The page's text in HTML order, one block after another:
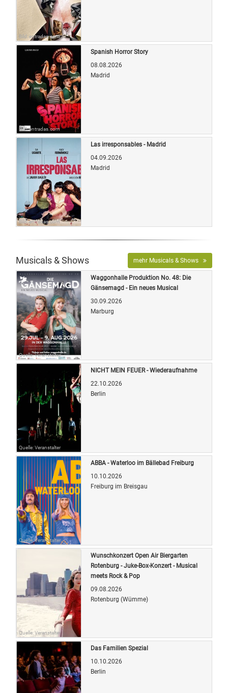
Bild: entradas.com
Bild: entradas.com
Spanish Horror Story
08.08.2026
Madrid
Bild: entradas.com
Las irresponsables - Madrid
04.09.2026
Madrid
Musicals & Shows mehr Musicals & Shows
Quelle: Veranstalter
Waggonhalle Produktion No. 48: Die
Gänsemagd - Ein neues Musical
30.09.2026
Marburg
Quelle: Veranstalter
NICHT MEIN FEUER - Wiederaufnahme
22.10.2026
Berlin
Quelle: Veranstalter
ABBA - Waterloo im Bällebad Freiburg
10.10.2026
Freiburg im Breisgau
Quelle: Veranstalter
Wunschkonzert Open Air Biergarten
Rotenburg - Juke-Box-Konzert - Musical
meets Rock & Pop
09.08.2026
Rotenburg (Wümme)
Das Familien Spezial
10.10.2026
Berlin